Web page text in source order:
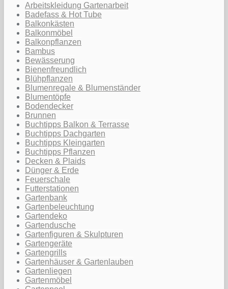
Arbeitskleidung Gartenarbeit
Badefass & Hot Tube
Balkonkästen
Balkonmöbel
Balkonpflanzen
Bambus
Bewässerung
Bienenfreundlich
Blühpflanzen
Blumenregale & Blumenständer
Blumentöpfe
Bodendecker
Brunnen
Buchtipps Balkon & Terrasse
Buchtipps Dachgarten
Buchtipps Kleingarten
Buchtipps Pflanzen
Decken & Plaids
Dünger & Erde
Feuerschale
Futterstationen
Gartenbank
Gartenbeleuchtung
Gartendeko
Gartendusche
Gartenfiguren & Skulpturen
Gartengeräte
Gartengrills
Gartenhäuser & Gartenlauben
Gartenliegen
Gartenmöbel